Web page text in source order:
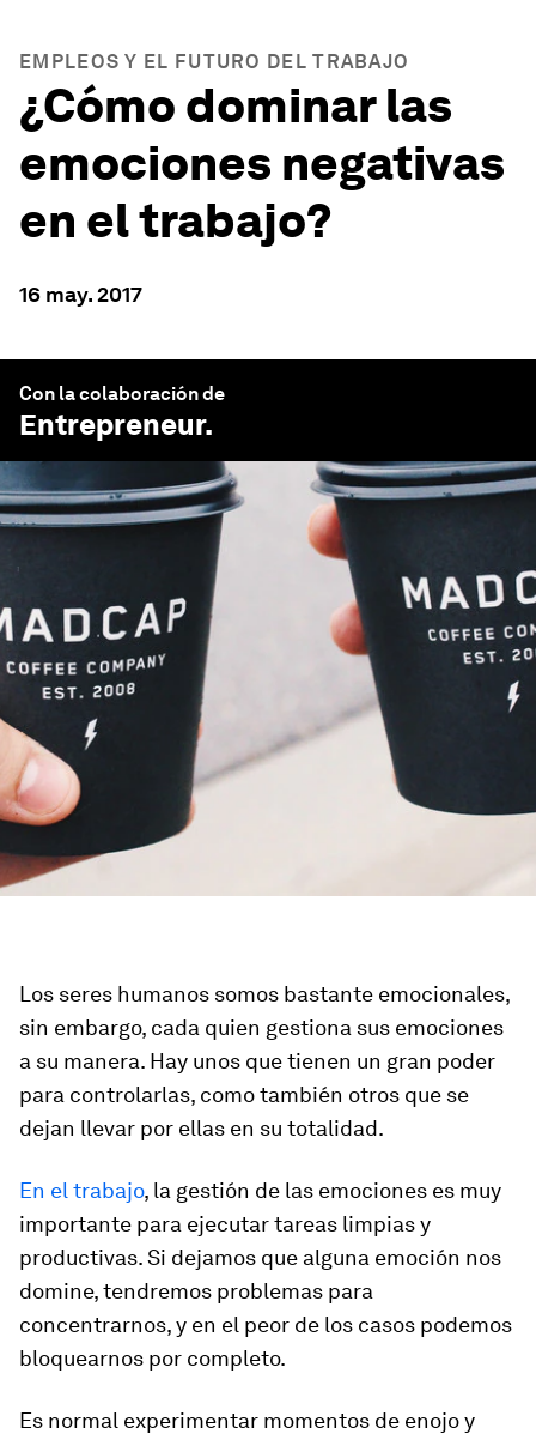
EMPLEOS Y EL FUTURO DEL TRABAJO
¿Cómo dominar las
emociones negativas
en el trabajo?
16 may. 2017
Con la colaboración de
Entrepreneur.
Los seres humanos somos bastante emocionales,
sin embargo, cada quien gestiona sus emociones
a su manera. Hay unos que tienen un gran poder
para controlarlas, como también otros que se
dejan llevar por ellas en su totalidad.
En el trabajo, la gestión de las emociones es muy
importante para ejecutar tareas limpias y
productivas. Si dejamos que alguna emoción nos
domine, tendremos problemas para
concentrarnos, y en el peor de los casos podemos
bloquearnos por completo.
Es normal experimentar momentos de enojo y